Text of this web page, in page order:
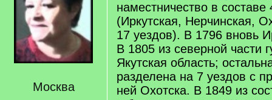
Москва
наместничество в составе
(Иркутская, Нерчинская,
17 уездов). В 1796 вновь
В 1805 из северной части
Якутская область;
разделена на 7 уездов с
ней Охотска. В 1849 из